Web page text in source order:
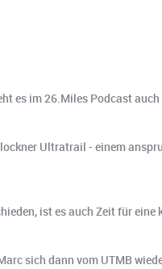
es im 26.Miles Podcast
Ultratrail - einem
ist es auch Zeit für eine
sich dann vom UTMB